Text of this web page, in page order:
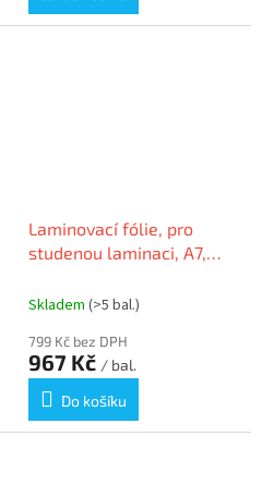
Laminovací fólie, pro
studenou laminaci, A7,
Skladem (>5 bal.)
799 Kč bez DPH
967 Kč / bal.
Do košíku